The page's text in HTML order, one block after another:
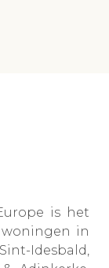
is het
in
Idesbald,